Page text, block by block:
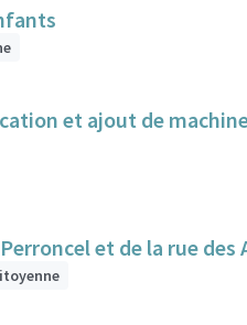
et ajout de
et de la rue des